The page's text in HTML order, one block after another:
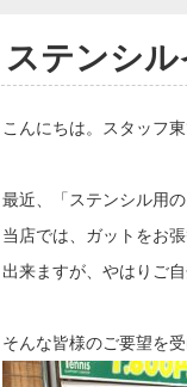
ステンシル
こんにちは。スタッフ東
最近、「ステンシル用
当店では、ガットをお
出来ますが、やはりご
そんな皆様のご要望を